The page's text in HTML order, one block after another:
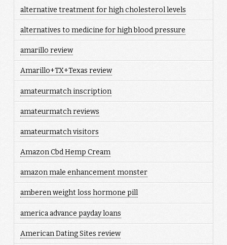
alternative treatment for high cholesterol levels
alternatives to medicine for high blood pressure
amarillo review
Amarillo+TX+Texas review
amateurmatch inscription
amateurmatch reviews
amateurmatch visitors
Amazon Cbd Hemp Cream
amazon male enhancement monster
amberen weight loss hormone pill
america advance payday loans
American Dating Sites review